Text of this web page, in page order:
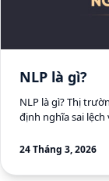
NLP là gì?
NLP là gì? Thị
định nghĩa sai lệch
24 Tháng 3, 2026